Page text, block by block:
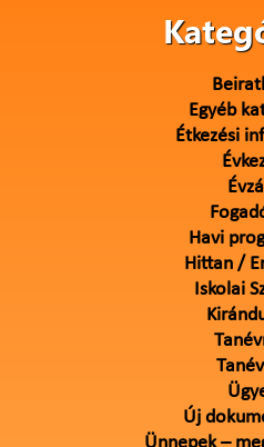
Egyéb
Étkezési
Havi
Hittan /
Iskolai
Új